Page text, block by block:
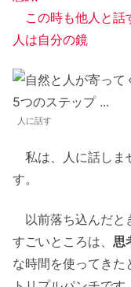
この時も他人と話
人は自分の鏡
人に話す
私は、人に話しま
す。
以前落ち込んだと
すごいところは、 思
な時間を使ってき